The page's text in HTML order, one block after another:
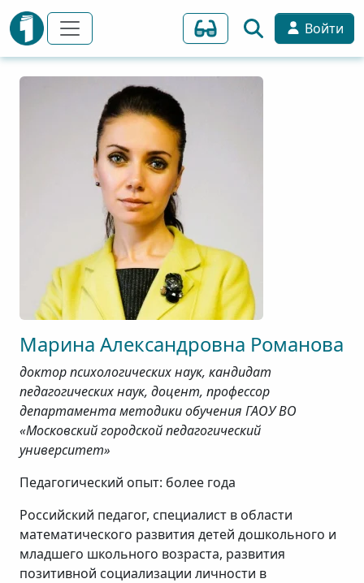
Войти
Марина Александровна Романова
доктор психологических наук, кандидат
педагогических наук, доцент, профессор
департамента методики обучения ГАОУ ВО
«Московский городской педагогический
университет»
Педагогический опыт: более года
Российский педагог, специалист в области
математического развития детей дошкольного и
младшего школьного возраста, развития
позитивной социализации личности в